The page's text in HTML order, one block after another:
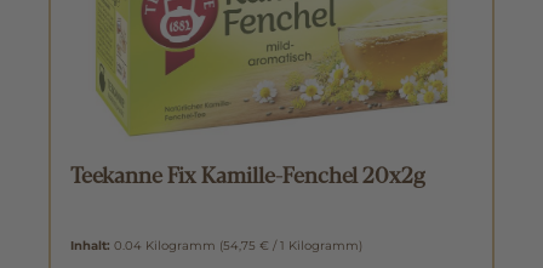
Teekanne Fix Kamille-Fenchel 20x2g
Inhalt: 0.04 Kilogramm (54,75 € / 1 Kilogramm)